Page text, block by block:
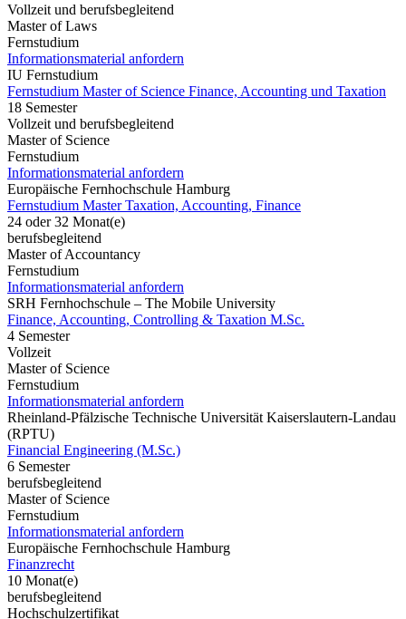
Vollzeit und berufsbegleitend
Master of Laws
Fernstudium
Informationsmaterial anfordern
IU Fernstudium
Fernstudium Master of Science Finance, Accounting und Taxation
18 Semester
Vollzeit und berufsbegleitend
Master of Science
Fernstudium
Informationsmaterial anfordern
Europäische Fernhochschule Hamburg
Fernstudium Master Taxation, Accounting, Finance
24 oder 32 Monat(e)
berufsbegleitend
Master of Accountancy
Fernstudium
Informationsmaterial anfordern
SRH Fernhochschule – The Mobile University
Finance, Accounting, Controlling & Taxation M.Sc.
4 Semester
Vollzeit
Master of Science
Fernstudium
Informationsmaterial anfordern
Rheinland-Pfälzische Technische Universität Kaiserslautern-Landau
(RPTU)
Financial Engineering (M.Sc.)
6 Semester
berufsbegleitend
Master of Science
Fernstudium
Informationsmaterial anfordern
Europäische Fernhochschule Hamburg
Finanzrecht
10 Monat(e)
berufsbegleitend
Hochschulzertifikat